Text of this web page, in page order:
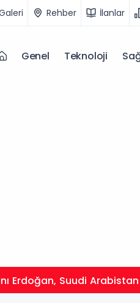
Rehber İlanlar
Genel Teknoloji
Erdoğan, Suudi